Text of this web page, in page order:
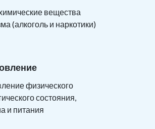
вещества
(алкоголь и наркотики)
физического
состояния,
и питания